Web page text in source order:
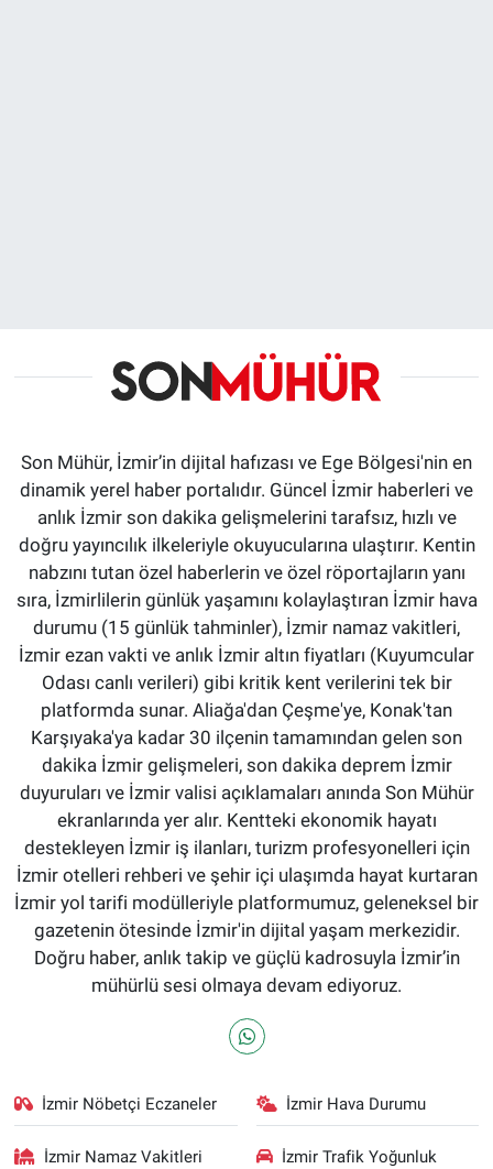
Son Mühür, İzmir’in dijital hafızası ve Ege Bölgesi'nin en
dinamik yerel haber portalıdır. Güncel İzmir haberleri ve
anlık İzmir son dakika gelişmelerini tarafsız, hızlı ve
doğru yayıncılık ilkeleriyle okuyucularına ulaştırır. Kentin
nabzını tutan özel haberlerin ve özel röportajların yanı
sıra, İzmirlilerin günlük yaşamını kolaylaştıran İzmir hava
durumu (15 günlük tahminler), İzmir namaz vakitleri,
İzmir ezan vakti ve anlık İzmir altın fiyatları (Kuyumcular
Odası canlı verileri) gibi kritik kent verilerini tek bir
platformda sunar. Aliağa'dan Çeşme'ye, Konak'tan
Karşıyaka'ya kadar 30 ilçenin tamamından gelen son
dakika İzmir gelişmeleri, son dakika deprem İzmir
duyuruları ve İzmir valisi açıklamaları anında Son Mühür
ekranlarında yer alır. Kentteki ekonomik hayatı
destekleyen İzmir iş ilanları, turizm profesyonelleri için
İzmir otelleri rehberi ve şehir içi ulaşımda hayat kurtaran
İzmir yol tarifi modülleriyle platformumuz, geleneksel bir
gazetenin ötesinde İzmir'in dijital yaşam merkezidir.
Doğru haber, anlık takip ve güçlü kadrosuyla İzmir’in
mühürlü sesi olmaya devam ediyoruz.
İzmir Nöbetçi Eczaneler İzmir Hava Durumu
İzmir Namaz Vakitleri
İzmir Trafik Yoğunluk